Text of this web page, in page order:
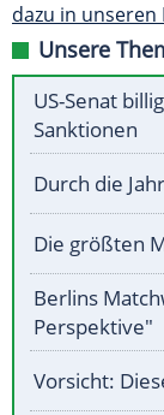
dazu in
Unsere
US-Senat
Sanktionen
Durch die
Die größten
Berlins
Perspektive"
Vorsicht: